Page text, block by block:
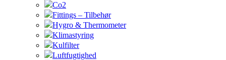
Co2
Fittings – Tilbehør
Hygro & Thermometer
Klimastyring
Kulfilter
Luftfugtighed